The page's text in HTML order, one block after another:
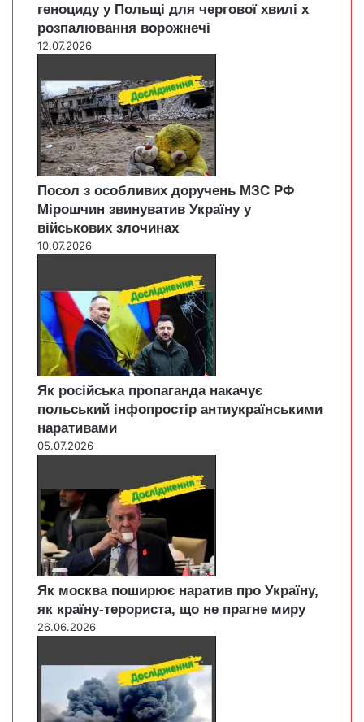
геноциду у Польщі для чергової хвилі х
розпалювання ворожнечі
12.07.2026
Посол з особливих доручень МЗС РФ
Мірошчин звинуватив Україну у
військових злочинах
10.07.2026
Як російська пропаганда накачує
польський інфопростір антиукраїнськими
наративами
05.07.2026
Як москва поширює наратив про Україну,
як країну-терориста, що не прагне миру
26.06.2026